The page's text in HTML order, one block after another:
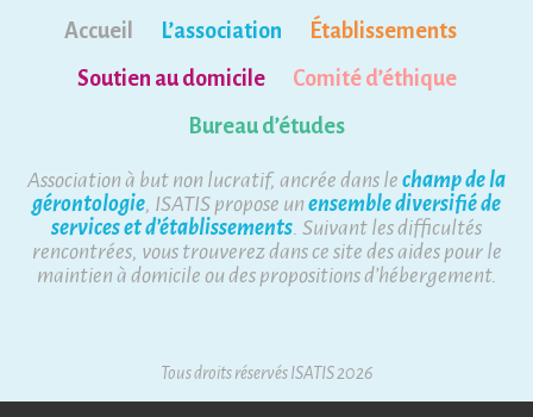
Accueil L’association
Établissements
Soutien au domicile
Comité d’éthique
Bureau d’études
Association à but non lucratif, ancrée dans le champ de la
gérontologie, ISATIS propose un ensemble diversifié de
services et d’établissements. Suivant les difficultés
rencontrées, vous trouverez dans ce site des aides pour le
maintien à domicile ou des propositions d’hébergement.
Tous droits réservés ISATIS 2026